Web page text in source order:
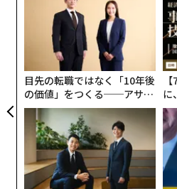
目先の転職ではなく「10年後
の価値」をつくる──アサイ
ンの長期伴走型支援とは
に
が
わ